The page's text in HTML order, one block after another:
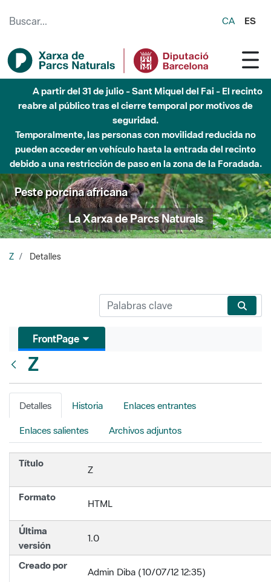
CA ES
A partir del 31 de julio - Sant Miquel del Fai - El recinto
reabre al público tras el cierre temporal por motivos de
seguridad.
Temporalmente, las personas con movilidad reducida no
pueden acceder en vehículo hasta la entrada del recinto
debido a una restricción de paso en la zona de la Foradada.
Peste porcina africana
La Xarxa de Parcs Naturals
Z Detalles
FrontPage
Z
Detalles Historia Enlaces entrantes
Enlaces salientes Archivos adjuntos
Título
Z
Formato
HTML
Última
versión
1.0
Creado por
Admin Diba (10/07/12 12:35)